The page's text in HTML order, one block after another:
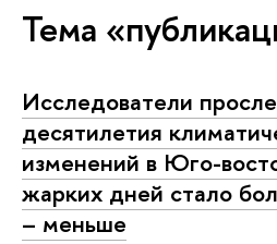
Тема
Исследователи
десятилетия
изменений в Юго-
жарких дней стало
– меньше